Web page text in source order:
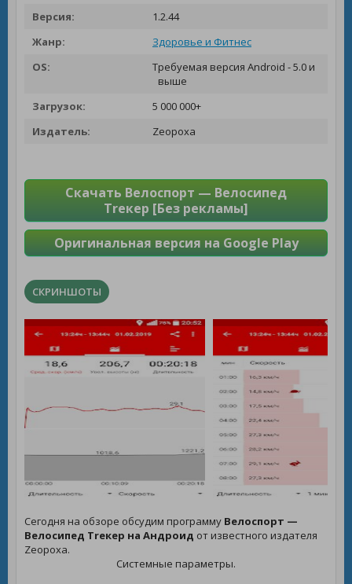
Версия:
1.2.44
Жанр:
Здоровье и Фитнес
OS:
Требуемая версия Android - 5.0 и
выше
Загрузок:
5 000 000+
Издатель:
Zeopoxa
Скачать Велоспорт — Велосипед
Trекер [Без рекламы]
Оригинальная версия на Google Play
СКРИНШОТЫ
Сегодня на обзоре обсудим программу Велоспорт —
Велосипед Trекер на Андроид от известного издателя
Zeopoxa.
Системные параметры.